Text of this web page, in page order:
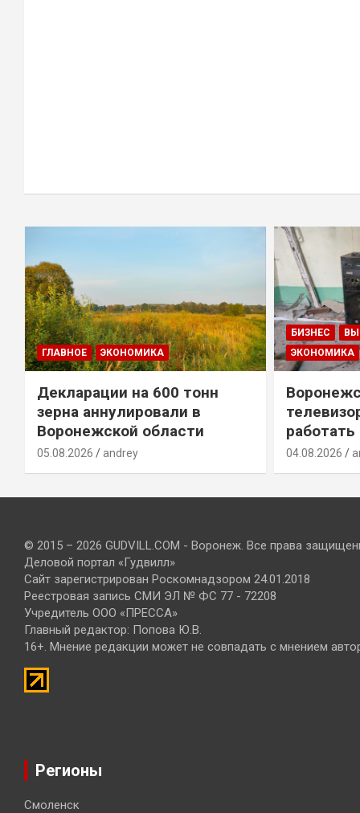
ГЛАВНОЕ ЭКОНОМИКА
Декларации на 600 тонн
зерна аннулировали в
Воронежской области
05.08.2026 andrey
БИЗНЕС
ЭКОНОМИКА
работать
04.08.2026
© 2015 – 2026 GUDVILL.COM - Воронеж. Все права
Деловой портал «Гудвилл»
Сайт зарегистрирован Роскомнадзором 24.01.2018
Реестровая запись СМИ ЭЛ № ФС 77 - 72208
Учредитель ООО «ПРЕССА»
Главный редактор: Попова Ю.В.
16+. Мнение редакции может не совпадать с мнением
Регионы
Смоленск